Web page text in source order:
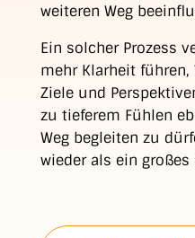
weiteren Weg
Ein solcher Prozess
mehr Klarheit führen,
Ziele und
zu tieferem Fühlen
Weg begleiten zu
wieder als ein großes